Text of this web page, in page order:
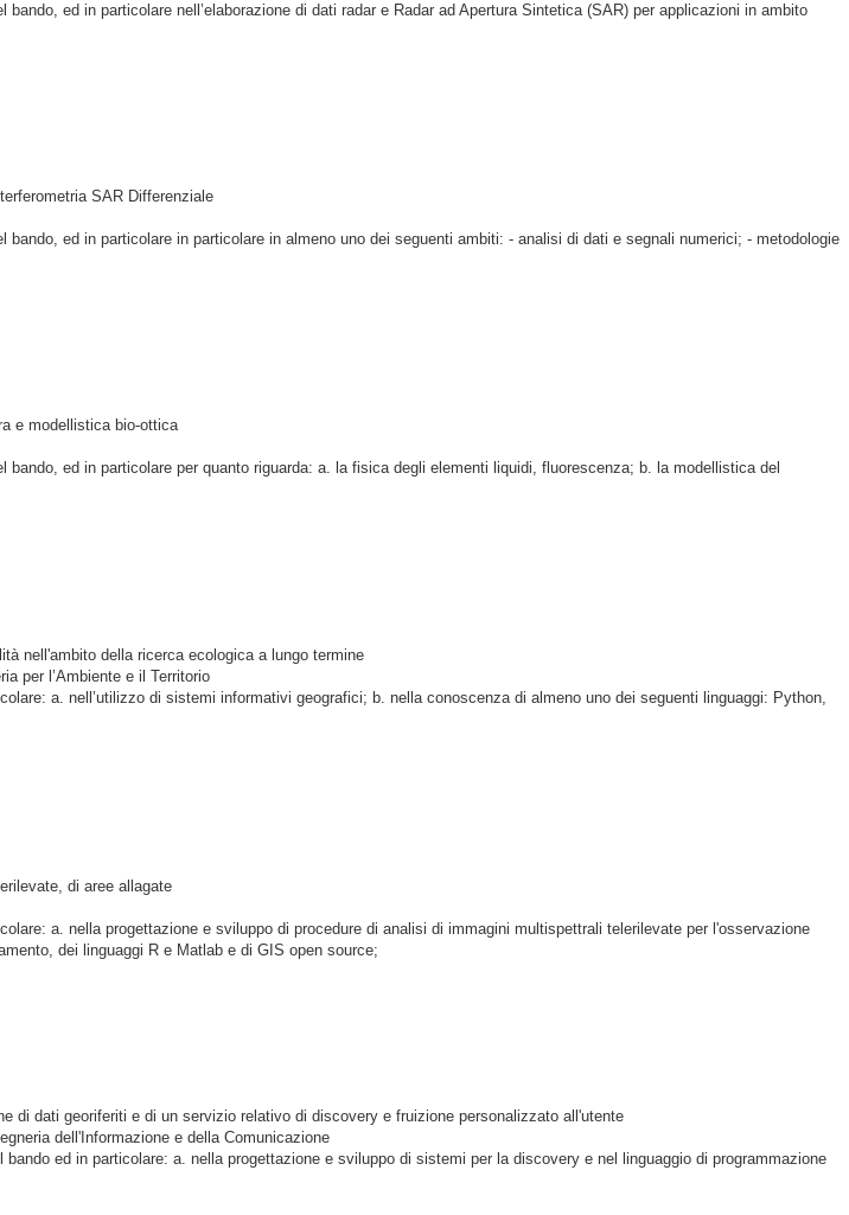
ed in particolare nell’elaborazione di dati radar e Radar ad Apertura Sintetica (SAR) per applicazioni in ambito
SAR Differenziale
bando, ed in particolare in particolare in almeno uno dei seguenti ambiti: - analisi di dati e segnali numerici; - metodologie
e modellistica bio-ottica
ed in particolare per quanto riguarda: a. la fisica degli elementi liquidi, fluorescenza; b. la modellistica del
nell'ambito della ricerca ecologica a lungo termine
per l’Ambiente e il Territorio
a. nell’utilizzo di sistemi informativi geografici; b. nella conoscenza di almeno uno dei seguenti linguaggi: Python,
di aree allagate
a. nella progettazione e sviluppo di procedure di analisi di immagini multispettrali telerilevate per l'osservazione
dei linguaggi R e Matlab e di GIS open source;
di dati georiferiti e di un servizio relativo di discovery e fruizione personalizzato all'utente
dell'Informazione e della Comunicazione
ed in particolare: a. nella progettazione e sviluppo di sistemi per la discovery e nel linguaggio di programmazione